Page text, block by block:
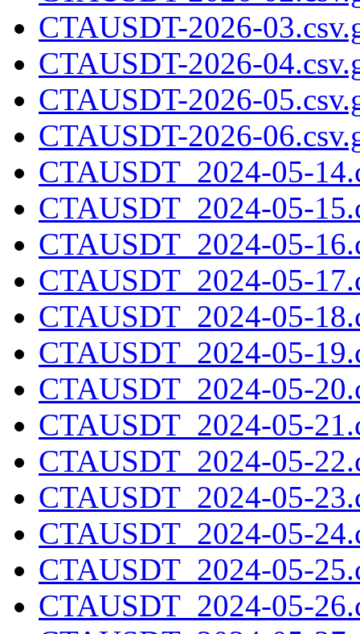
CTAUSDT-2026-
CTAUSDT-2026-
CTAUSDT-2026-
CTAUSDT-2026-
CTAUSDT_2024-05-
CTAUSDT_2024-05-
CTAUSDT_2024-05-
CTAUSDT_2024-05-
CTAUSDT_2024-05-
CTAUSDT_2024-05-
CTAUSDT_2024-05-
CTAUSDT_2024-05-
CTAUSDT_2024-05-
CTAUSDT_2024-05-
CTAUSDT_2024-05-
CTAUSDT_2024-05-
CTAUSDT_2024-05-